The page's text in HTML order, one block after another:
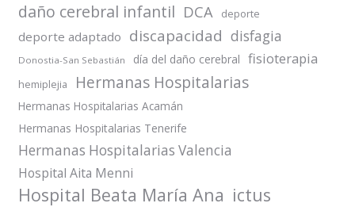
daño cerebral infantil DCA deporte
deporte adaptado discapacidad disfagia
Donostia-San Sebastián día del daño cerebral fisioterapia
hemiplejia Hermanas Hospitalarias
Hermanas Hospitalarias Acamán
Hermanas Hospitalarias Tenerife
Hermanas Hospitalarias Valencia
Hospital Aita Menni
Hospital Beata María Ana ictus